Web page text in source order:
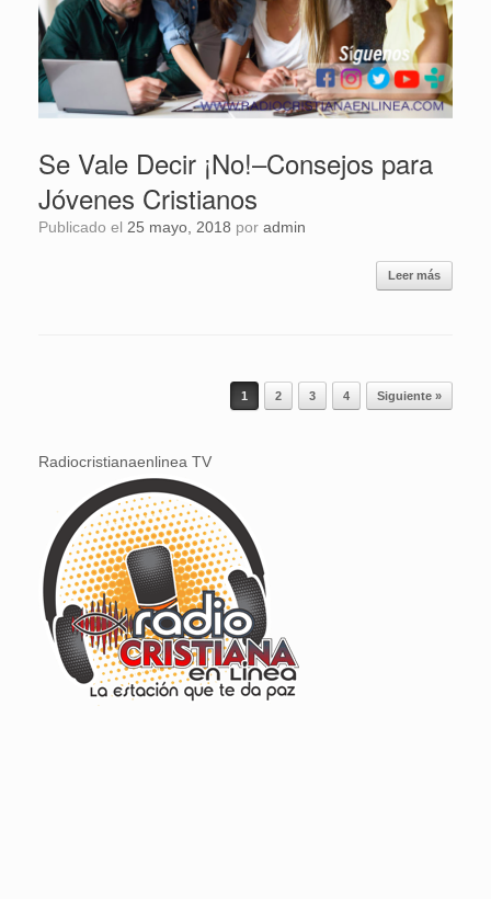
Se Vale Decir ¡No!–Consejos para
Jóvenes Cristianos
Publicado el 25 mayo, 2018 por admin
Leer más
1 2 3 4 Siguiente »
Radiocristianaenlinea TV